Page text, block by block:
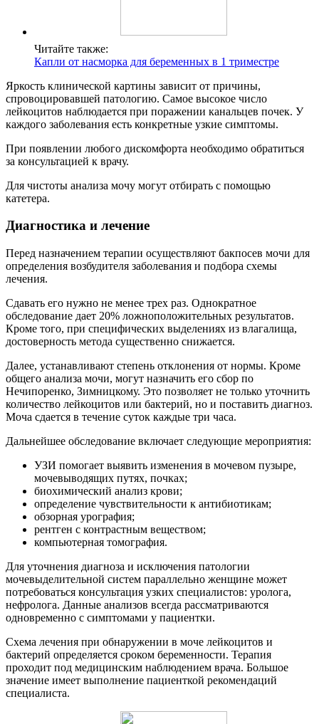
Читайте также:
Капли от насморка для беременных в 1 триместре
Яркость клинической картины зависит от причины,
спровоцировавшей патологию. Самое высокое число
лейкоцитов наблюдается при поражении канальцев почек. У
каждого заболевания есть конкретные узкие симптомы.
При появлении любого дискомфорта необходимо обратиться
за консультацией к врачу.
Для чистоты анализа мочу могут отбирать с помощью
катетера.
Диагностика и лечение
Перед назначением терапии осуществляют бакпосев мочи для
определения возбудителя заболевания и подбора схемы
лечения.
Сдавать его нужно не менее трех раз. Однократное
обследование дает 20% ложноположительных результатов.
Кроме того, при специфических выделениях из влагалища,
достоверность метода существенно снижается.
Далее, устанавливают степень отклонения от нормы. Кроме
общего анализа мочи, могут назначить его сбор по
Нечипоренко, Зимницкому. Это позволяет не только уточнить
количество лейкоцитов или бактерий, но и поставить диагноз.
Моча сдается в течение суток каждые три часа.
Дальнейшее обследование включает следующие мероприятия:
УЗИ помогает выявить изменения в мочевом пузыре,
мочевыводящих путях, почках;
биохимический анализ крови;
определение чувствительности к антибиотикам;
обзорная урография;
рентген с контрастным веществом;
компьютерная томография.
Для уточнения диагноза и исключения патологии
мочевыделительной систем параллельно женщине может
потребоваться консультация узких специалистов: уролога,
нефролога. Данные анализов всегда рассматриваются
одновременно с симптомами у пациентки.
Схема лечения при обнаружении в моче лейкоцитов и
бактерий определяется сроком беременности. Терапия
проходит под медицинским наблюдением врача. Большое
значение имеет выполнение пациенткой рекомендаций
специалиста.